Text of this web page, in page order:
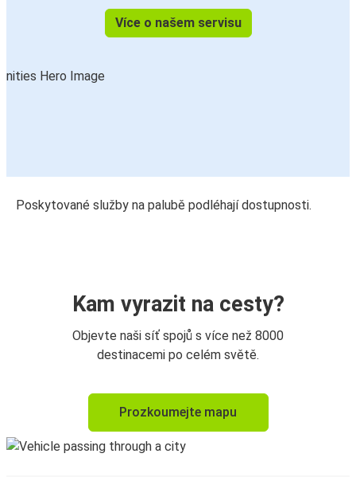
Více o našem servisu
Poskytované služby na palubě podléhají dostupnosti.
Kam vyrazit na cesty?
Objevte naši síť spojů s více než 8000
destinacemi po celém světě.
Prozkoumejte mapu